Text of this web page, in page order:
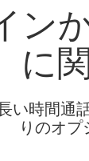
ン
に
い時間通
りのオプ